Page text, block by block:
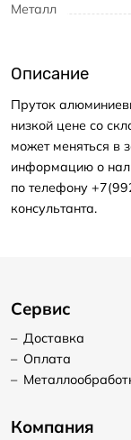
Металл
Описание
Пруток
низкой цене со
может меняться в
информацию о
по телефону
консультанта.
Сервис
– Доставка
– Оплата
–
Компания